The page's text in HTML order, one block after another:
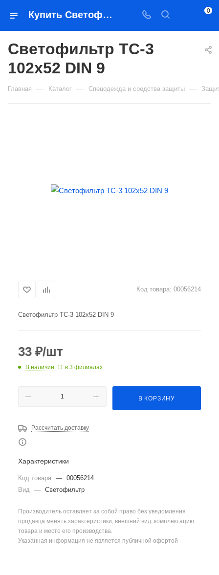
Купить Светофильтр ТС-3 102х52 DIN 9 в Якутске — цена, характеристики, подбор | Востоктехторг 0
Светофильтр ТС-3
102х52 DIN 9
Главная — Каталог — Спецодежда и средства защиты —
Код товара: 00056214
Светофильтр ТС-3 102х52 DIN 9
33 ₽/шт
В наличии: 11 в 3 филиалах
В КОРЗИНУ
Рассчитать доставку
Характеристики
Код товара — 00056214
Вид — Светофильтр
Производитель оставляет за собой право без уведомления
продавца менять характеристики, внешний вид, комплектацию
товара и место его производства.
Указанная информация не является публичной офертой